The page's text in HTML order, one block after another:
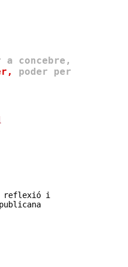
concebre,
poder per
reflexió i